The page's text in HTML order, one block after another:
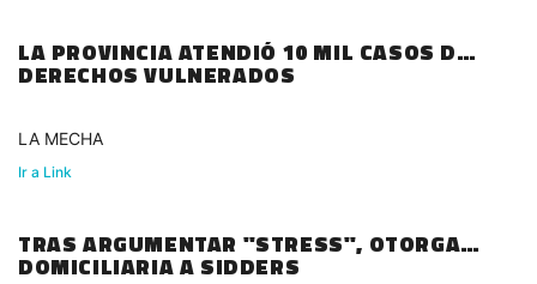
LA PROVINCIA ATENDIÓ 10 MIL CASOS DE
DERECHOS VULNERADOS
LA MECHA
Ir a Link
TRAS ARGUMENTAR "STRESS", OTORGAN
DOMICILIARIA A SIDDERS